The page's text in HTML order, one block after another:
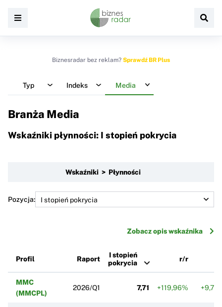
Biznesradar bez reklam? Sprawdź BR Plus
Typ Indeks Media
Branża Media
Wskaźniki płynności: I stopień pokrycia
Wskaźniki > Płynności
Pozycja:
Zobacz opis wskaźnika
Profil Raport
I stopień
pokrycia
r/r
MMC
(MMCPL)
2026/Q1 7,71 +119,96%